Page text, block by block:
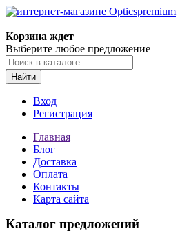
Корзина ждет
Выберите любое предложение
Найти
Вход
Регистрация
Главная
Блог
Доставка
Оплата
Контакты
Карта сайта
Каталог предложений